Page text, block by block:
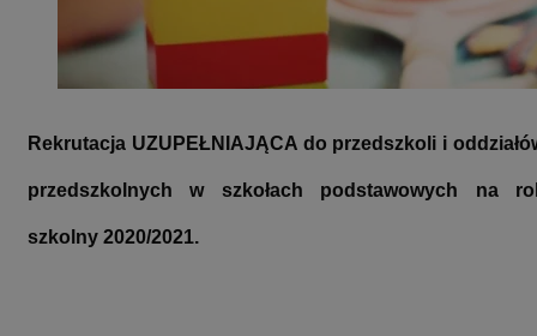
Rekrutacja UZUPEŁNIAJĄCA do przedszkoli i
przedszkolnych w szkołach podstawowych na
szkolny 2020/2021.